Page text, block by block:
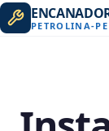
PETROLINA-PE